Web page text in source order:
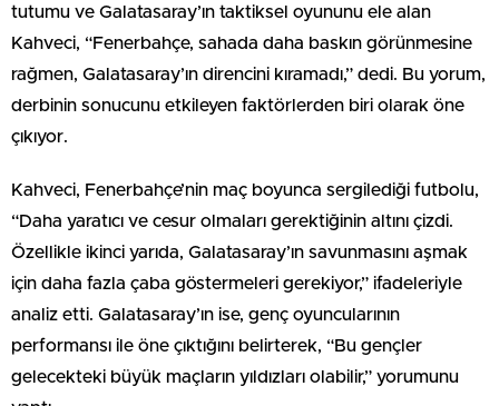
tutumu ve Galatasaray’ın taktiksel oyununu ele alan
Kahveci, “Fenerbahçe, sahada daha baskın görünmesine
rağmen, Galatasaray’ın direncini kıramadı,” dedi. Bu yorum,
derbinin sonucunu etkileyen faktörlerden biri olarak öne
çıkıyor.
Kahveci, Fenerbahçe’nin maç boyunca sergilediği futbolu,
“Daha yaratıcı ve cesur olmaları gerektiğinin altını çizdi.
Özellikle ikinci yarıda, Galatasaray’ın savunmasını aşmak
için daha fazla çaba göstermeleri gerekiyor,” ifadeleriyle
analiz etti. Galatasaray’ın ise, genç oyuncularının
performansı ile öne çıktığını belirterek, “Bu gençler
gelecekteki büyük maçların yıldızları olabilir,” yorumunu